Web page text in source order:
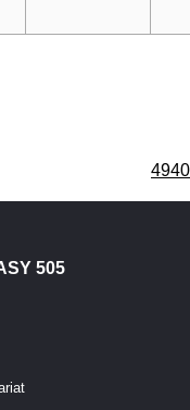
4940
505